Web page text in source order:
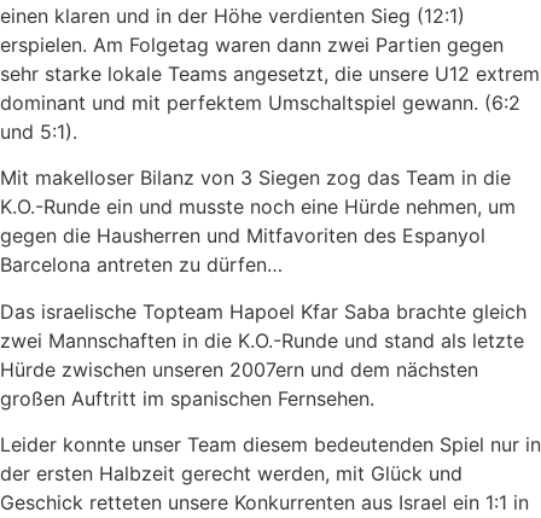
einen klaren und in der Höhe verdienten Sieg (12:1)
erspielen. Am Folgetag waren dann zwei Partien gegen
sehr starke lokale Teams angesetzt, die unsere U12 extrem
dominant und mit perfektem Umschaltspiel gewann. (6:2
und 5:1).
Mit makelloser Bilanz von 3 Siegen zog das Team in die
K.O.-Runde ein und musste noch eine Hürde nehmen, um
gegen die Hausherren und Mitfavoriten des Espanyol
Barcelona antreten zu dürfen…
Das israelische Topteam Hapoel Kfar Saba brachte gleich
zwei Mannschaften in die K.O.-Runde und stand als letzte
Hürde zwischen unseren 2007ern und dem nächsten
großen Auftritt im spanischen Fernsehen.
Leider konnte unser Team diesem bedeutenden Spiel nur in
der ersten Halbzeit gerecht werden, mit Glück und
Geschick retteten unsere Konkurrenten aus Israel ein 1:1 in